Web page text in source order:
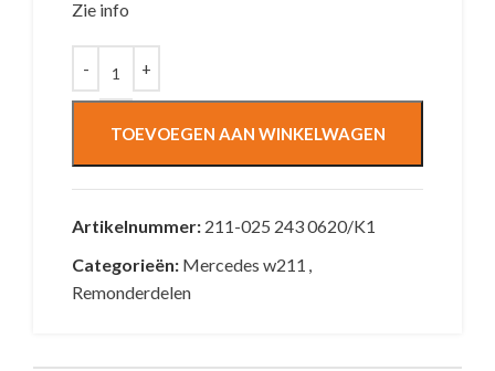
Zie info
TOEVOEGEN AAN WINKELWAGEN
Artikelnummer: 211-025 243 0620/K1
Categorieën: Mercedes w211 ,
Remonderdelen